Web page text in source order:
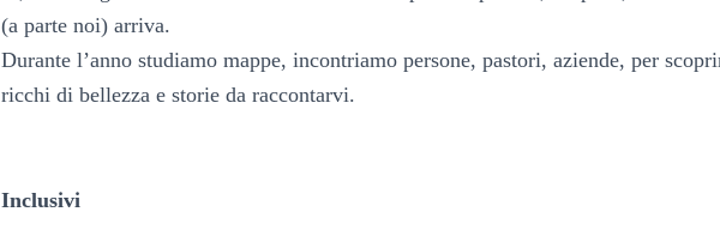
(a parte noi) arriva.
Durante l’anno studiamo mappe, incontriamo persone, pastori, aziende, per
ricchi di bellezza e storie da raccontarvi.
Inclusivi